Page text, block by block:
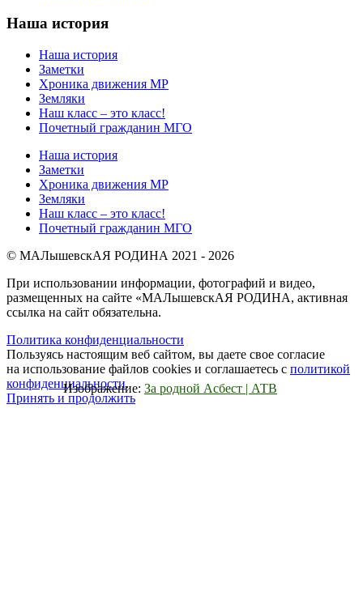
Изображение: За родной Асбест | АТВ
Наша история
Наша история
Заметки
Хроника движения МР
Земляки
Наш класс – это класс!
Почетный гражданин МГО
Наша история
Заметки
Хроника движения МР
Земляки
Наш класс – это класс!
Почетный гражданин МГО
© МАЛышевскАЯ РОДИНА 2021 - 2026
При использовании информации, фотографий и видео,
размещенных на сайте «МАЛышевскАЯ РОДИНА, активная
ссылка на сайт обязательна.
Политика конфиденциальности
Пользуясь настоящим веб сайтом, вы даете свое согласие
на использование файлов cookies и соглашаетесь с политикой
конфиденциальности.
Принять и продолжить